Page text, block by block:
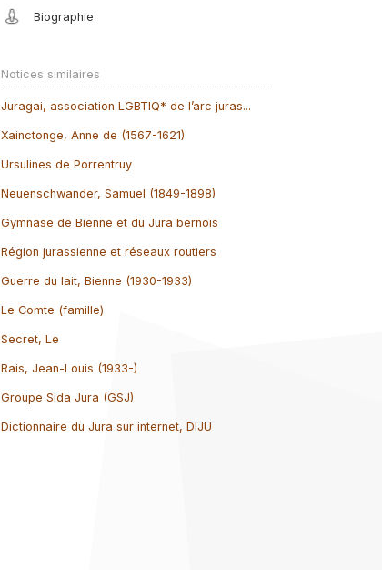
Biographie
Notices similaires
Juragai, association LGBTIQ* de l’arc juras...
Xainctonge, Anne de (1567-1621)
Ursulines de Porrentruy
Neuenschwander, Samuel (1849-1898)
Gymnase de Bienne et du Jura bernois
Région jurassienne et réseaux routiers
Guerre du lait, Bienne (1930-1933)
Le Comte (famille)
Secret, Le
Rais, Jean-Louis (1933-)
Groupe Sida Jura (GSJ)
Dictionnaire du Jura sur internet, DIJU